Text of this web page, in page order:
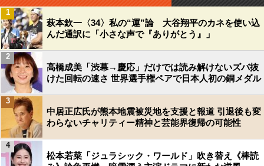
萩本欽一〈34〉私の“運”論 大谷翔平のカネを使い込
んだ通訳に「小さな声で『ありがとう』」
1
高橋成美「渋幕→慶応」だけでは読み解けないズバ抜
けた回転の速さ 世界選手権ペアで日本人初の銅メダル
2
中居正広氏が熊本地震被災地を支援と報道 引退後も変
わらないチャリティー精神と芸能界復帰の可能性
3
松本若菜「ジュラシック・ワールド」吹き替え《棒読
4